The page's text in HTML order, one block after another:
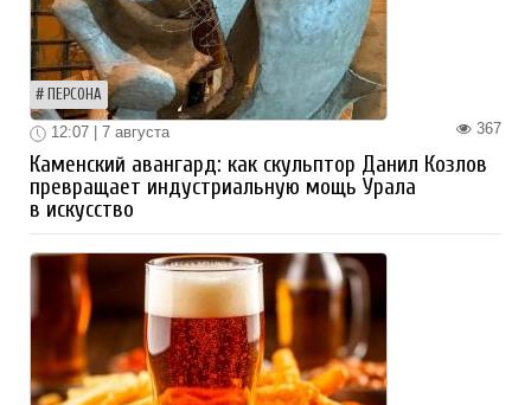
ПЕРСОНА
367
12:07 | 7 августа
Каменский авангард: как скульптор Данил Козлов
превращает индустриальную мощь Урала
в искусство